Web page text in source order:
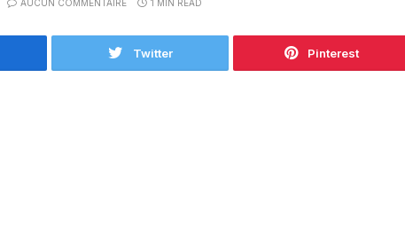
AUCUN COMMENTAIRE 1 MIN READ
Twitter Pinterest